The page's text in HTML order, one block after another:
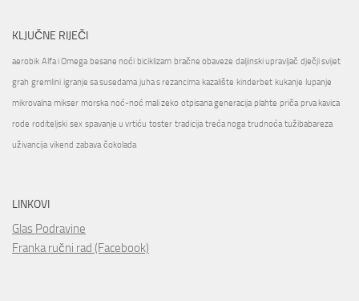
KLJUČNE RIJEČI
aerobik Alfa i Omega besane noći biciklizam bračne obaveze daljinski upravljač dječji svijet
grah gremlini igranje sa susedama juha s rezancima kazalište kinderbet kukanje lupanje
mikrovalna mikser morska noć-noć mali zeko otpisana generacija plahte priča prva kavica
rode roditeljski sex spavanje u vrtiću toster tradicija treća noga trudnoća tužibabareza
uživancija vikend zabava čokolada
LINKOVI
Glas Podravine
Franka ručni rad (Facebook)